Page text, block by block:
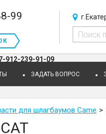
99
912-239-91-09
ЗАДАТЬ ВОПРОС
для шлагбаумов Сame